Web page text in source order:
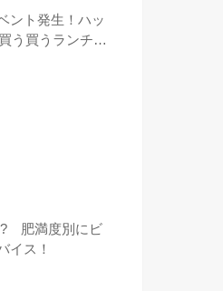
ント発生！ハッ
う買うランチタ
激安購入する方
肥満度別にビ
イス！